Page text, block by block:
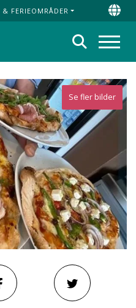
& FERIEOMRÅDER
Søg
Se fler bilder